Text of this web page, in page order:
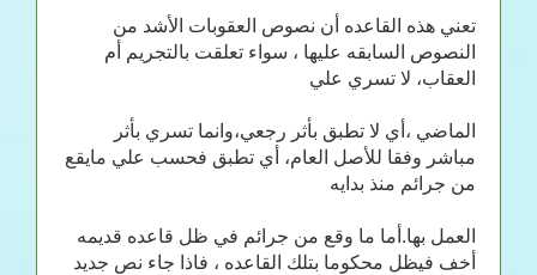
تعني هذه القاعده أن نصوص العقوبات الأشد من
النصوص السابقه عليها ، سواء تعلقت بالتجريم أم
العقاب، لا تسري علي
الماضي ،أي لا تطبق بأثر رجعي،وانما تسري بأثر
مباشر وفقا للأصل العام، أي تطبق فحسب علي مايقع
من جرائم منذ بدايه
العمل بها.أما ما وقع من جرائم في ظل قاعده قديمه
أخف فيظل محكوما بتلك القاعده ، فاذا جاء نص جديد